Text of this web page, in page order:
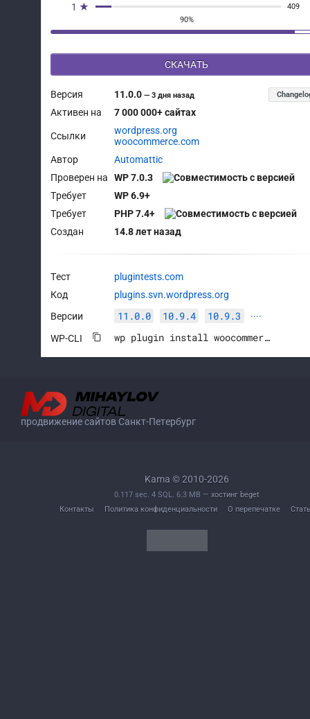
1 ★
409
90%
СКАЧАТЬ
Версия 11.0.0—3 дня назад
Активен на 7 000 000+ сайтах
Ссылки
wordpress.org
woocommerce.com
Автор
Automattic
Проверен на
WP 7.0.3
Требует
WP 6.9+
Требует
PHP 7.4+
Создан
14.8 лет назад
Тест
plugintests.com
Код
plugins.svn.wordpress.org
Версии
11.0.0 10.9.4 10.9.3 ····
WP-CLI wp plugin install woocommerce --activate
продвижение сайтов Санкт-Петербург
Kama © 2010-2026
0.117 sec. 4 SQL. 6.3 MB — хостинг beget
Контакты
Политика конфиденциальности О перепечатке